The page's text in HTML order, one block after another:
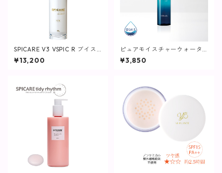
SPICARE V3 VSPIC R ブイス
ピック 【SPICARE／スピケ
ア】
¥13,200
ピュアモイスチャーウォータ
ーヴェール / 60mL【化粧水/
しっとりタイプ】
¥3,850